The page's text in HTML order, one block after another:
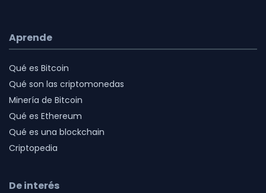
Aprende
Qué es Bitcoin
Qué son las criptomonedas
Minería de Bitcoin
Qué es Ethereum
Qué es una blockchain
Criptopedia
De interés